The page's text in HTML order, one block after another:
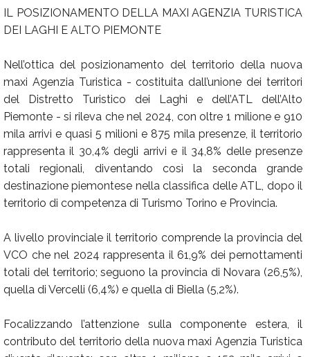
IL POSIZIONAMENTO DELLA MAXI AGENZIA TURISTICA
DEI LAGHI E ALTO PIEMONTE
Nell’ottica del posizionamento del territorio della nuova
maxi Agenzia Turistica - costituita dall’unione dei territori
del Distretto Turistico dei Laghi e dell’ATL dell’Alto
Piemonte - si rileva che nel 2024, con oltre 1 milione e 910
mila arrivi e quasi 5 milioni e 875 mila presenze, il territorio
rappresenta il 30,4% degli arrivi e il 34,8% delle presenze
totali regionali, diventando così la seconda grande
destinazione piemontese nella classifica delle ATL, dopo il
territorio di competenza di Turismo Torino e Provincia.
A livello provinciale il territorio comprende la provincia del
VCO che nel 2024 rappresenta il 61,9% dei pernottamenti
totali del territorio; seguono la provincia di Novara (26,5%),
quella di Vercelli (6,4%) e quella di Biella (5,2%).
Focalizzando l’attenzione sulla componente estera, il
contributo del territorio della nuova maxi Agenzia Turistica